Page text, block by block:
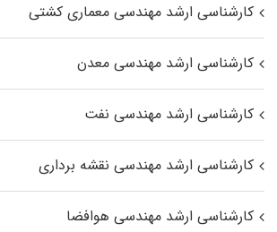
کارشناسی ارشد مهندسی معماری کشتی
کارشناسی ارشد مهندسی معدن
کارشناسی ارشد مهندسی نفت
کارشناسی ارشد مهندسی نقشه برداری
کارشناسی ارشد مهندسی هوافضا